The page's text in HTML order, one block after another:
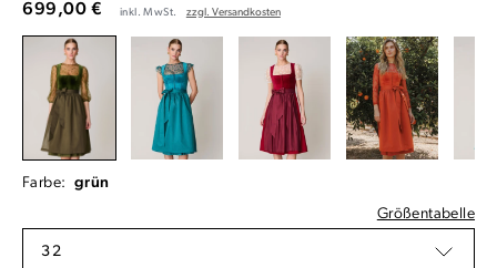
699,00 € inkl. MwSt. zzgl. Versandkosten
Farbe: grün
Größentabelle
32